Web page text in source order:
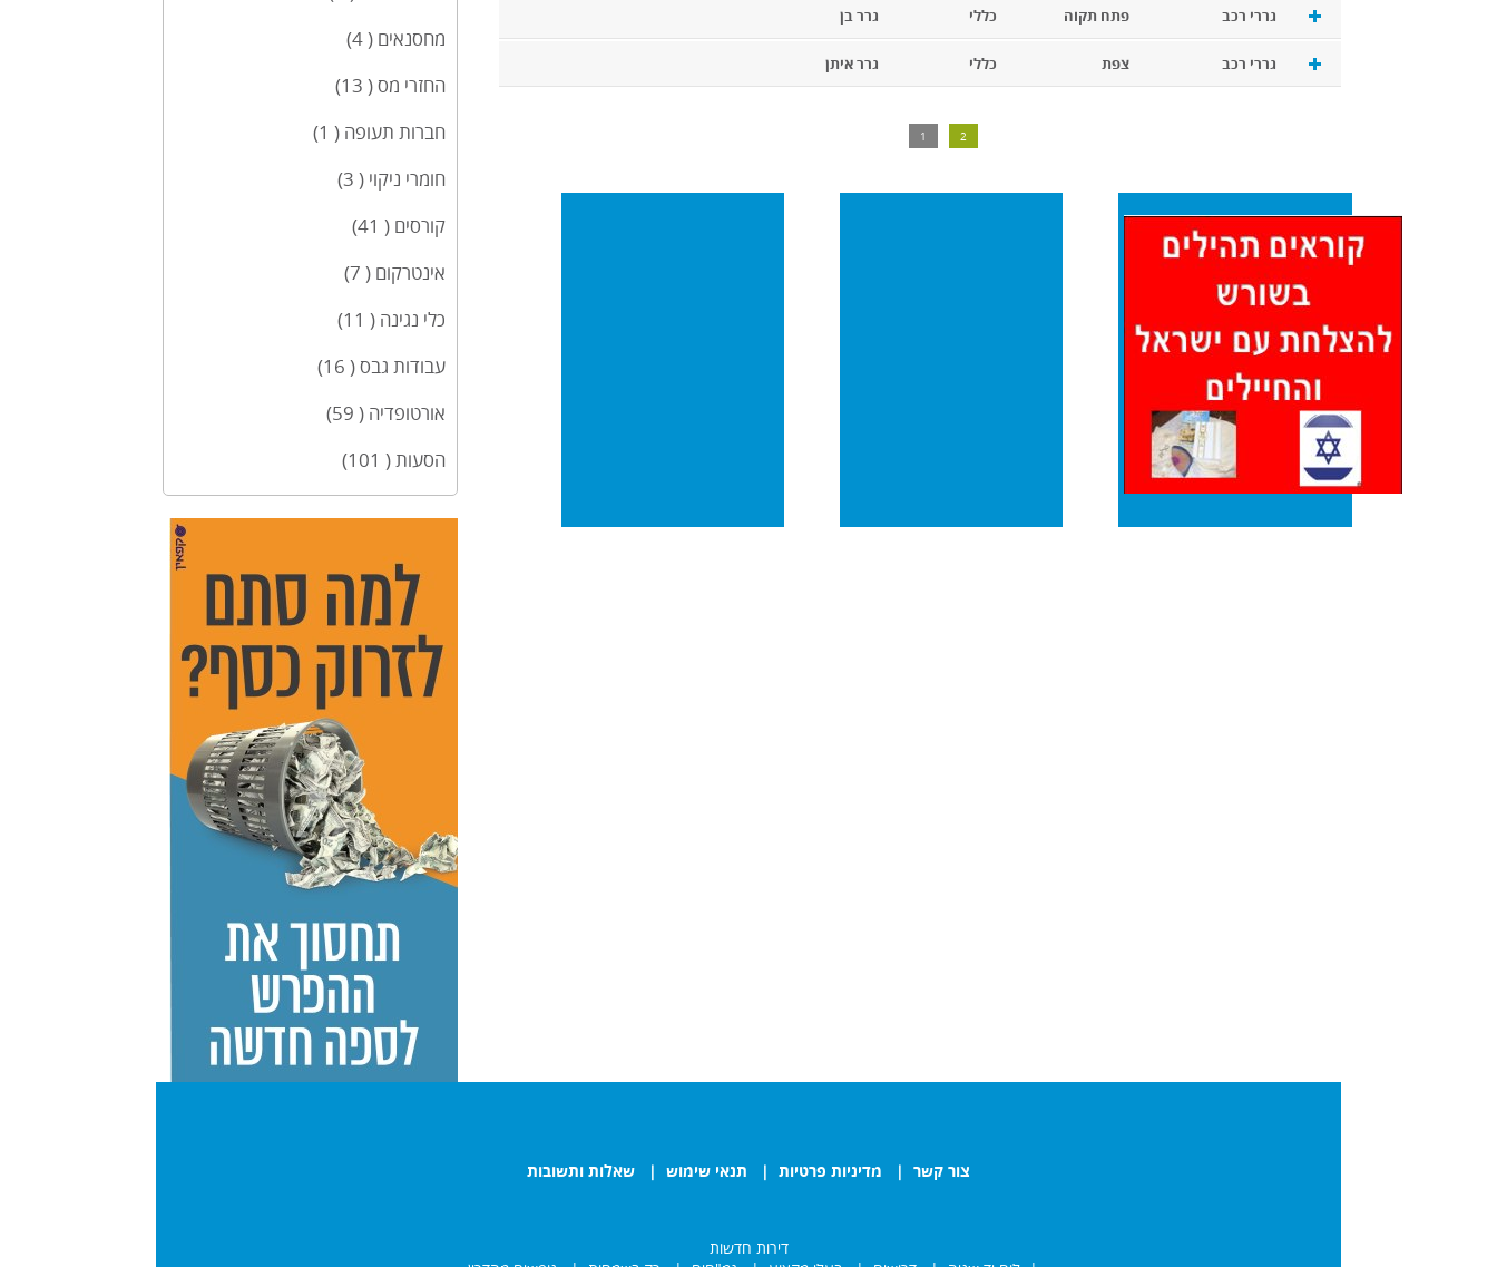
גררי רכב
פתח תקוה כללי גרר בן
גררי רכב צפת כללי גרר איתן
1 2
מחסנאים ( 4)
החזרי מס ( 13)
חברות תעופה ( 1)
חומרי ניקוי ( 3)
קורסים ( 41)
אינטרקום ( 7)
כלי נגינה ( 11)
עבודות גבס ( 16)
אורטופדיה ( 59)
הסעות ( 101)
צור קשר | מדיניות פרטיות | תנאי שימוש | שאלות ותשובות
דירות חדשות